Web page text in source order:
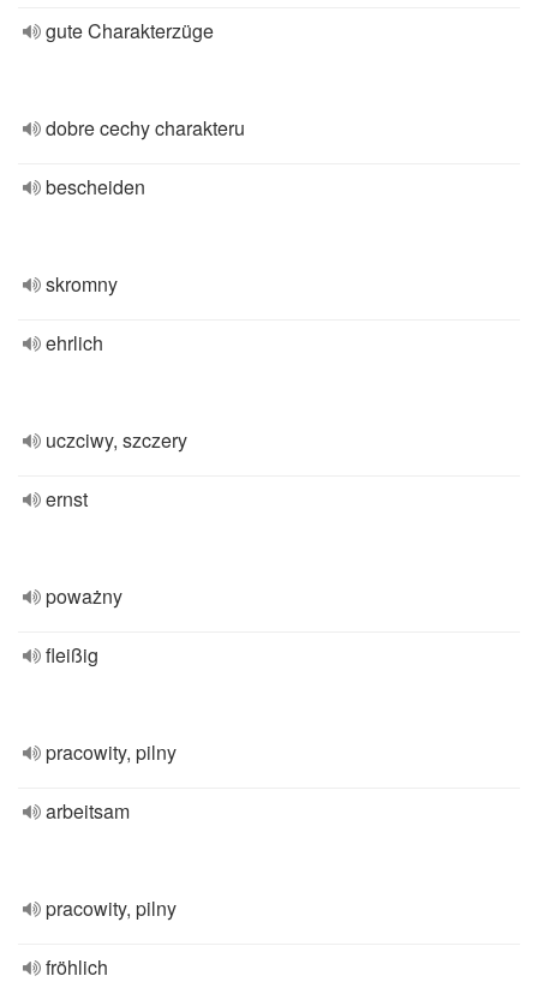
gute Charakterzüge
dobre cechy charakteru
bescheiden
skromny
ehrlich
uczciwy, szczery
ernst
poważny
fleißig
pracowity, pilny
arbeitsam
pracowity, pilny
fröhlich